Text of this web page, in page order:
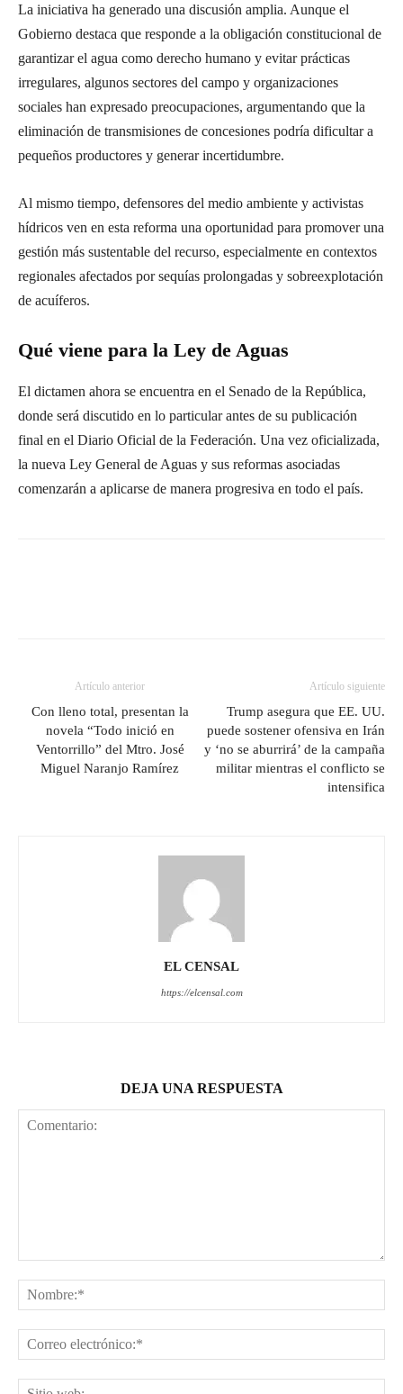
La iniciativa ha generado una discusión amplia. Aunque el
Gobierno destaca que responde a la obligación constitucional de
garantizar el agua como derecho humano y evitar prácticas
irregulares, algunos sectores del campo y organizaciones
sociales han expresado preocupaciones, argumentando que la
eliminación de transmisiones de concesiones podría dificultar a
pequeños productores y generar incertidumbre.
Al mismo tiempo, defensores del medio ambiente y activistas
hídricos ven en esta reforma una oportunidad para promover una
gestión más sustentable del recurso, especialmente en contextos
regionales afectados por sequías prolongadas y sobreexplotación
de acuíferos.
Qué viene para la Ley de Aguas
El dictamen ahora se encuentra en el Senado de la República,
donde será discutido en lo particular antes de su publicación
final en el Diario Oficial de la Federación. Una vez oficializada,
la nueva Ley General de Aguas y sus reformas asociadas
comenzarán a aplicarse de manera progresiva en todo el país.
Artículo anterior
Con lleno total, presentan la
novela “Todo inició en
Ventorrillo” del Mtro. José
Miguel Naranjo Ramírez
Artículo siguiente
Trump asegura que EE. UU.
puede sostener ofensiva en Irán
y ‘no se aburrirá’ de la campaña
militar mientras el conflicto se
intensifica
EL CENSAL
https://elcensal.com
DEJA UNA RESPUESTA